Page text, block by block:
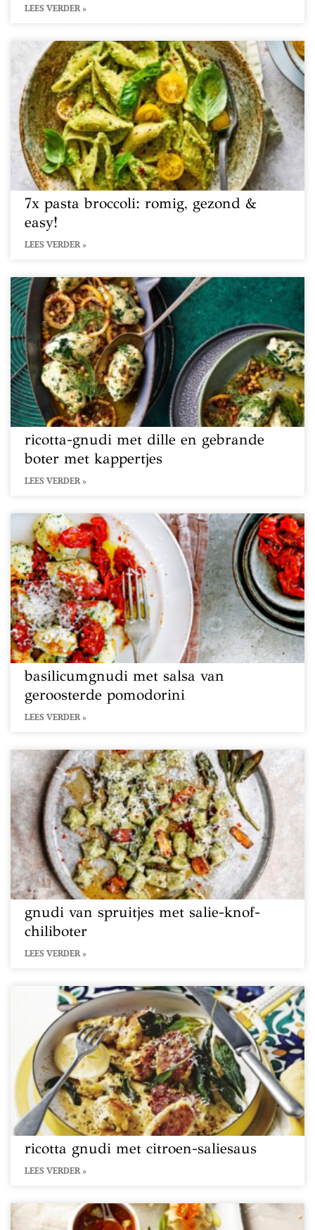
LEES VERDER »
7x pasta broccoli: romig, gezond &
easy!
LEES VERDER »
ricotta-gnudi met dille en gebrande
boter met kappertjes
LEES VERDER »
basilicumgnudi met salsa van
geroosterde pomodorini
LEES VERDER »
gnudi van spruitjes met salie-knof-
chiliboter
LEES VERDER »
ricotta gnudi met citroen-saliesaus
LEES VERDER »